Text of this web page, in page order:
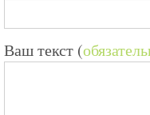
Ваш текст (